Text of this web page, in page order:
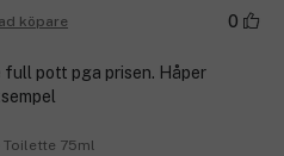
köpare 0
full pott pga prisen. Håper
Toilette 75ml